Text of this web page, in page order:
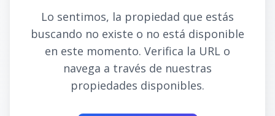
Lo sentimos, la propiedad que estás
buscando no existe o no está disponible
en este momento. Verifica la URL o
navega a través de nuestras
propiedades disponibles.